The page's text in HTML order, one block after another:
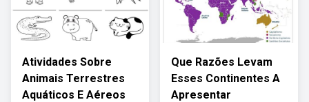
Atividades Sobre
Animais Terrestres
Aquáticos E Aéreos
Que Razões Levam
Esses Continentes A
Apresentar